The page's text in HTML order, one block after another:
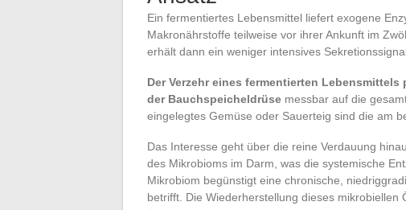
Ein fermentiertes Lebensmittel liefert exogene
Makronährstoffe teilweise vor ihrer Ankunft im
erhält dann ein weniger intensives
Der Verzehr eines fermentierten
der Bauchspeicheldrüse messbar auf die
eingelegtes Gemüse oder Sauerteig sind die am
Das Interesse geht über die reine Verdauung
des Mikrobioms im Darm, was die systemische
Mikrobiom begünstigt eine chronische,
betrifft. Die Wiederherstellung dieses mikrobiellen